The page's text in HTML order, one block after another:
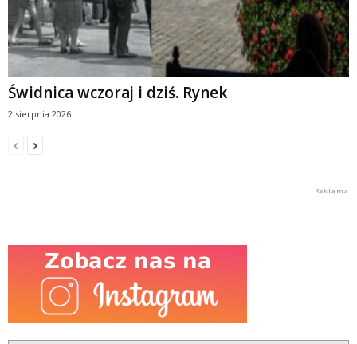
Świdnica wczoraj i dziś. Rynek
2 sierpnia 2026